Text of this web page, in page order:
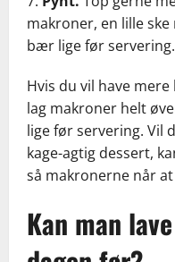
makroner, en lille
bær lige før servering.
Hvis du vil have
lag makroner helt
lige før servering. Vil
kage-agtig dessert,
så makronerne når
Kan man